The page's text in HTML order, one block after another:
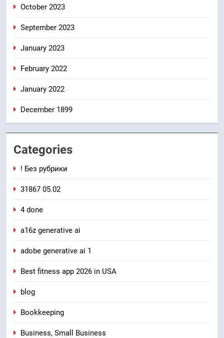
October 2023
September 2023
January 2023
February 2022
January 2022
December 1899
Categories
! Без рубрики
31867 05.02
4 done
a16z generative ai
adobe generative ai 1
Best fitness app 2026 in USA
blog
Bookkeeping
Business, Small Business